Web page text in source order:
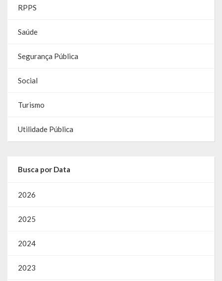
RPPS
Saúde
Segurança Pública
Social
Turismo
Utilidade Pública
Busca por Data
2026
2025
2024
2023